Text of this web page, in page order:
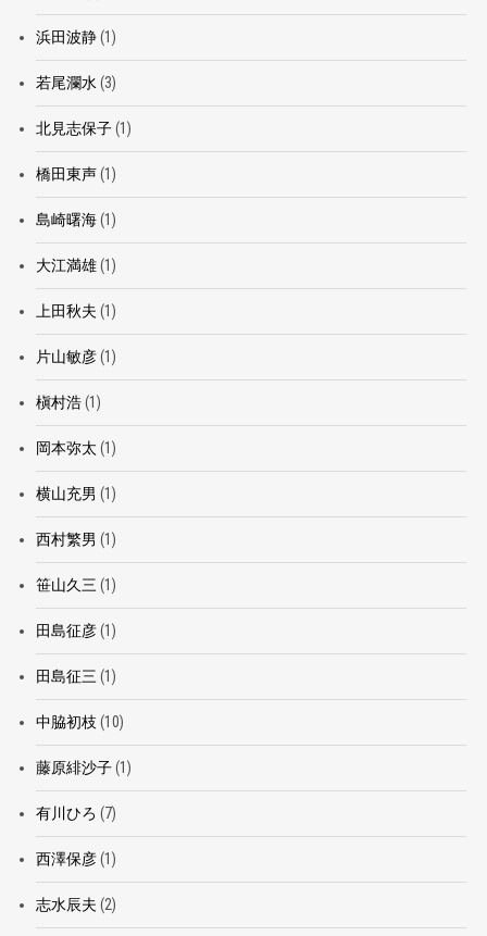
浜田波静(1)
若尾瀾水 (3)
北見志保子(1)
橋田東声(1)
島崎曙海(1)
大江満雄(1)
上田秋夫 (1)
片山敏彦(1)
槇村浩(1)
岡本弥太 (1)
横山充男 (1)
西村繁男 (1)
笹山久三 (1)
田島征彦(1)
田島征三 (1)
中脇初枝 (10)
藤原緋沙子(1)
有川ひろ (7)
西澤保彦(1)
志水辰夫 (2)